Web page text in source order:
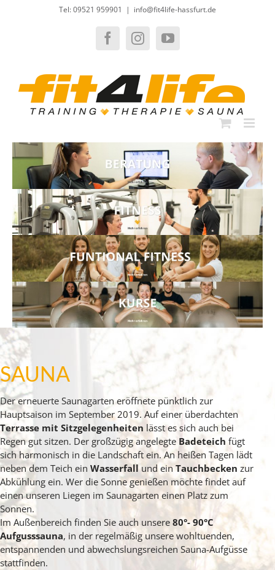
Tel: 09521 959901 | info@fit4life-hassfurt.de
FacebookInstagramYouTube
SAUNA
Der erneuerte Saunagarten eröffnete pünktlich zur
Hauptsaison im September 2019. Auf einer überdachten
Terrasse mit Sitzgelegenheiten lässt es sich auch bei
Regen gut sitzen. Der großzügig angelegte Badeteich fügt
sich harmonisch in die Landschaft ein. An heißen Tagen lädt
neben dem Teich ein Wasserfallund einTauchbecken zur
Abkühlung ein. Wer die Sonne genießen möchte findet auf
einen unseren Liegen im Saunagarten einen Platz zum
Sonnen.
Im Außenbereich finden Sie auch unsere 80°- 90°C
Aufgusssauna, in der regelmäßig unsere wohltuenden,
entspannenden und abwechslungsreichen Sauna-Aufgüsse
stattfinden.